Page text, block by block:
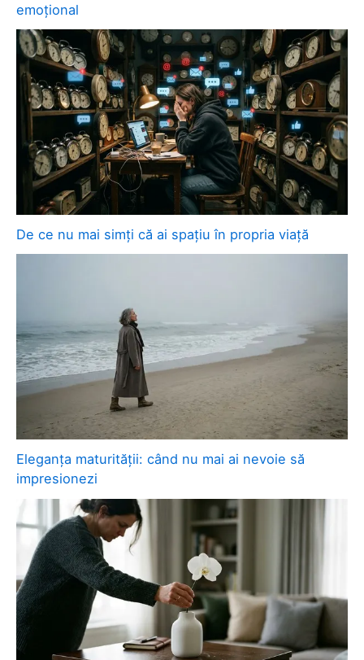
emoțional
De ce nu mai simți că ai spațiu în propria viață
Eleganța maturității: când nu mai ai nevoie să
impresionezi